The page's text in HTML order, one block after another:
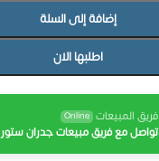
إضافة إلى السلة
اطلبها الان
فريق المبيعات Online
تواصل مع فريق مبيعات جدران ستور